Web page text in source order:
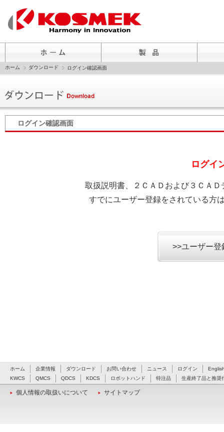
ホーム ダウンロード ログイン確認画面
ログイン確認画面
ログイ
取扱説明書、２ＣＡＤおよび３ＣＡ
すでにユーザー登録をされている方
>>ユーザー
ホーム 企業情報 ダウンロード お問い合わせ ニュース ログイン
KWCS
QMCS QDCS KDCS ロボットハンド 特注品 生産終了品と推奨
個人情報の取扱いについて サイトマップ